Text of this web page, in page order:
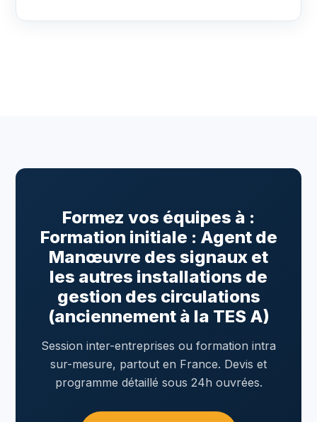
Formez vos équipes à :
Formation initiale : Agent de
Manœuvre des signaux et
les autres installations de
gestion des circulations
(anciennement à la TES A)
Session inter-entreprises ou formation intra
sur-mesure, partout en France. Devis et
programme détaillé sous 24h ouvrées.